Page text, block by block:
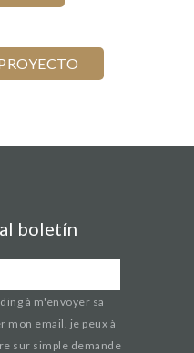
boletín
à m'envoyer sa
mon email. je peux à
sur simple demande